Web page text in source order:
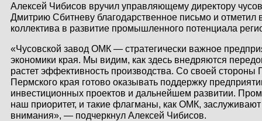
Алексей Чибисов вручил управляющему директору
Дмитрию Сбитневу благодарственное письмо и отметил
коллектива в развитие промышленного потенциала
«Чусовской завод ОМК — стратегически важное
экономики края. Мы видим, как здесь внедряются
растет эффективность производства. Со своей стороны
Пермского края готово оказывать поддержку
инвестиционных проектов и дальнейшем развитии.
наш приоритет, и такие флагманы, как ОМК, заслуживают
внимания», — подчеркнул Алексей Чибисов.